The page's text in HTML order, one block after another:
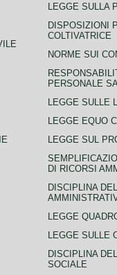
LEGGE SULLA
DISPOSIZIONI
COLTIVATRICE
NORME SUI
PERSONALE
LEGGE SULLE
LEGGE EQUO
LEGGE SUL
DI RICORSI
DISCIPLINA
LEGGE
LEGGE SULLE
DISCIPLINA
SOCIALE